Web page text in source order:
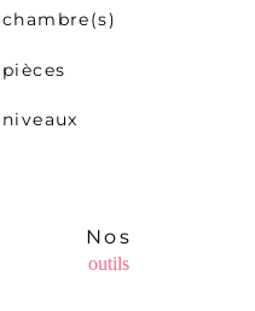
Nos
outils